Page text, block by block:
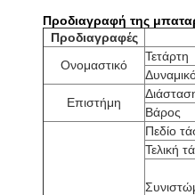
Προδιαγραφή της
Προδιαγραφές
Ονομαστικό
Τετάρτη
Επιστήμη
Βάρος
Πεδίο
Τελική